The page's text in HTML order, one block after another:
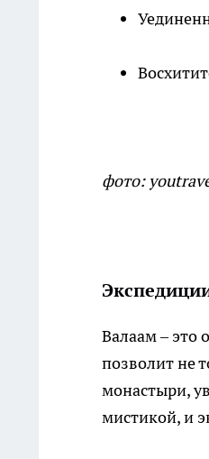
фото:
Валаам – это
позволит не
монастыри,
мистикой, и